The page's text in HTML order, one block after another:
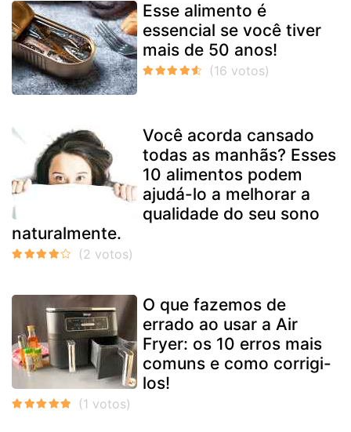
Esse alimento é
essencial se você tiver
mais de 50 anos!
Você acorda cansado
todas as manhãs? Esses
10 alimentos podem
ajudá-lo a melhorar a
qualidade do seu sono
naturalmente.
O que fazemos de
errado ao usar a Air
Fryer: os 10 erros mais
comuns e como corrigi-
los!